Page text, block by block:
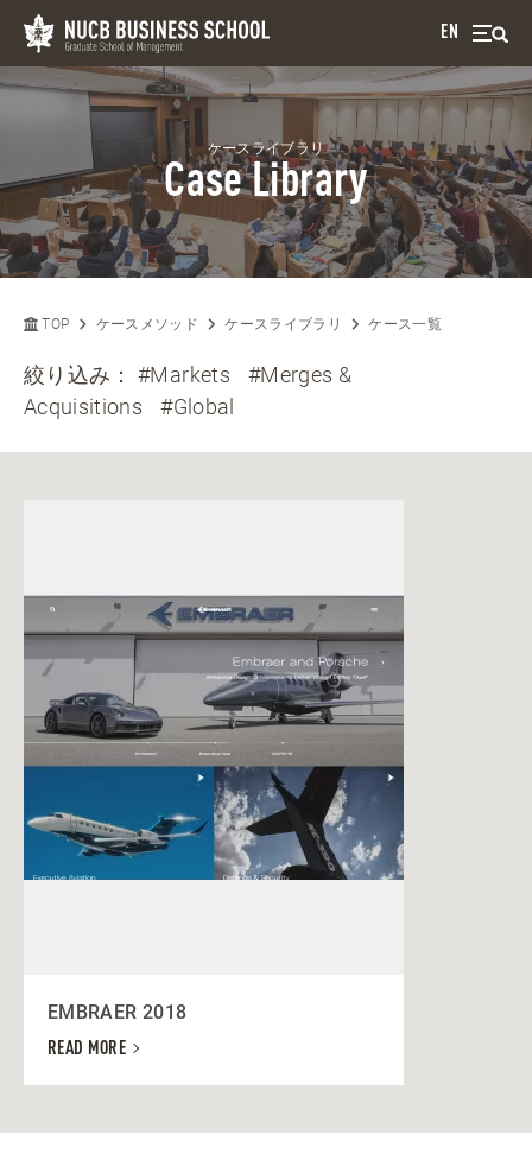
EN
ケースライブラリ
Case Library
TOP ケースメソッド ケースライブラリ ケース一覧
絞り込み：#Markets
#Merges &
Acquisitions
#Global
EMBRAER 2018
READ MORE